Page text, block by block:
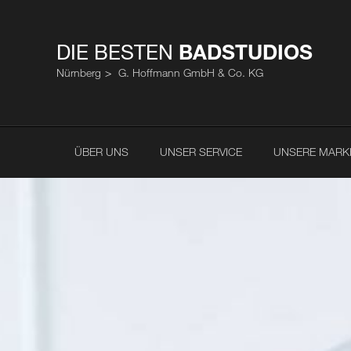
DIE BESTEN BADSTUDIOS
Nürnberg G. Hoffmann GmbH & Co. KG
ÜBER UNS UNSER SERVICE UNSERE